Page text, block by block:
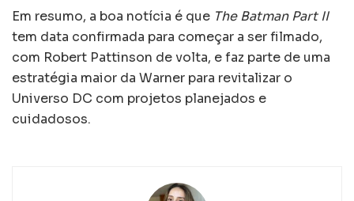
Em resumo, a boa notícia é que The Batman Part II
tem data confirmada para começar a ser filmado,
com Robert Pattinson de volta, e faz parte de uma
estratégia maior da Warner para revitalizar o
Universo DC com projetos planejados e
cuidadosos.